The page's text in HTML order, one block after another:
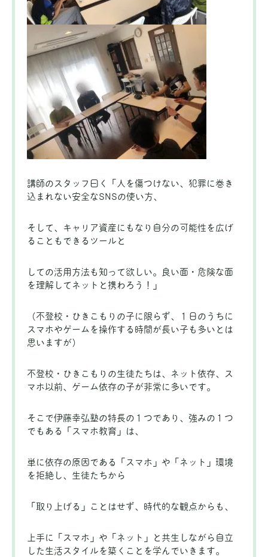
講師のスタッフ曰く「人を傷つけない、犯罪に巻き
込まれない安全なSNSの使い方、
そして、キャリア資産にもなり自分の可能性を広げ
ることもできるツールと
しての活用方法も知って欲しい。良い面・危険な面
を理解してネットと携わろう！」
（不登校・ひきこもりの子に限らず、１日のうちに
スマホやゲームを操作する時間が長い子も多いとは
思いますが）
不登校・ひきこもりの生徒たちは、ネット依存、ス
マホ以前、ゲーム依存の子が非常に多いです。
そこで伊藤幸弘塾の特長の１つであり、強みの１つ
でもある「スマホ教育」は、
単に依存の原因である「スマホ」や「ネット」環境
を拒絶し、生徒たちから
「取り上げる」ことはせず、時代的な観点からも、
上手に「スマホ」や「ネット」と共生しながら自立
した生活スタイルを築くことを学んでいきます。